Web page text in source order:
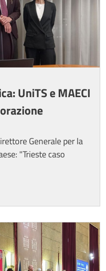
UniTS e MAECI
Generale per la
"Trieste caso